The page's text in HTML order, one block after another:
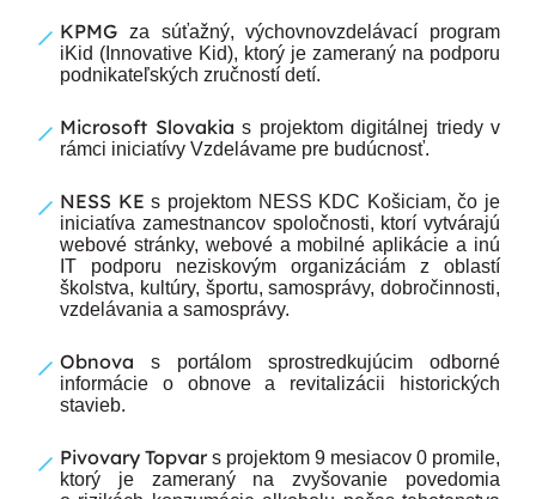
KPMG za súťažný, výchovnovzdelávací program
iKid (Innovative Kid), ktorý je zameraný na podporu
podnikateľských zručností detí.
Microsoft Slovakia s projektom digitálnej triedy v
rámci iniciatívy Vzdelávame pre budúcnosť.
NESS KEs projektom NESS KDC Košiciam, čo je
iniciatíva zamestnancov spoločnosti, ktorí vytvárajú
webové stránky, webové a mobilné aplikácie a inú
IT podporu neziskovým organizáciám z oblastí
školstva, kultúry, športu, samosprávy, dobročinnosti,
vzdelávania a samosprávy.
Obnova s portálom sprostredkujúcim odborné
informácie o obnove a revitalizácii historických
stavieb.
Pivovary Topvar s projektom 9 mesiacov 0 promile,
ktorý je zameraný na zvyšovanie povedomia